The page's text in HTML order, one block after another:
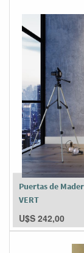
Puertas de
VERT
U$S 242,00